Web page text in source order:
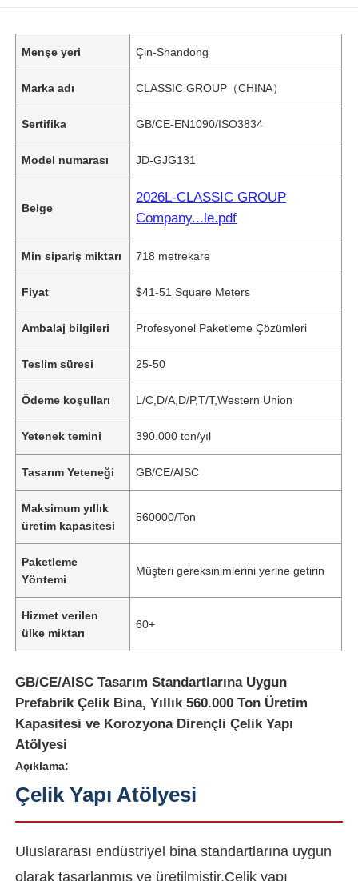
Menşe yeri Çin-Shandong
Marka adı CLASSIC GROUP（CHINA）
Sertifika GB/CE-EN1090/ISO3834
Model numarası JD-GJG131
Belge
2026L-CLASSIC GROUP
Company...le.pdf
Min sipariş miktarı 718 metrekare
Fiyat $41-51 Square Meters
Ambalaj bilgileri Profesyonel Paketleme Çözümleri
Teslim süresi 25-50
Ödeme koşulları L/C,D/A,D/P,T/T,Western Union
Yetenek temini 390.000 ton/yıl
Tasarım Yeteneği GB/CE/AISC
Maksimum yıllık
üretim kapasitesi
560000/Ton
Paketleme
Yöntemi
Müşteri gereksinimlerini yerine getirin
Hizmet verilen
ülke miktarı
60+
GB/CE/AISC Tasarım Standartlarına Uygun
Prefabrik Çelik Bina, Yıllık 560.000 Ton Üretim
Kapasitesi ve Korozyona Dirençli Çelik Yapı
Atölyesi
Açıklama:
Çelik Yapı Atölyesi
Uluslararası endüstriyel bina standartlarına uygun
olarak tasarlanmış ve üretilmiştir.Çelik yapı